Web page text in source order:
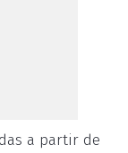
a partir de